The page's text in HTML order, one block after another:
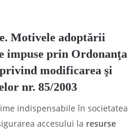
Motivele adoptării
impuse prin Ordonanţa
modificarea şi
nr. 85/2003
indispensabile în societatea
accesului la resurse